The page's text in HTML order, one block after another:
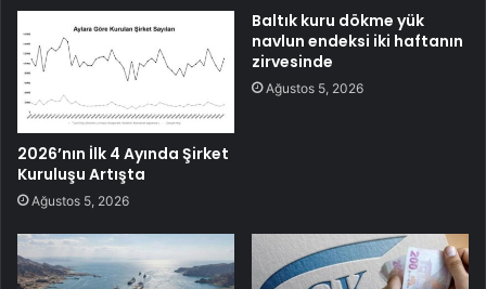
2026’nın İlk 4 Ayında Şirket
Kuruluşu Artışta
Ağustos 5, 2026
Baltık kuru dökme yük
navlun endeksi iki haftanın
zirvesinde
Ağustos 5, 2026